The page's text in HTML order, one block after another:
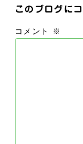
このブログに
コメント ※